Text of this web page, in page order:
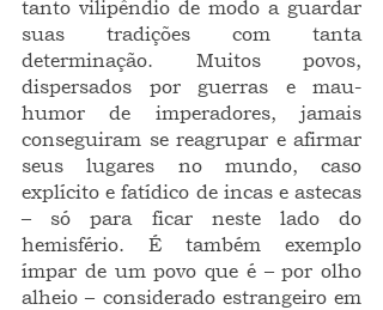
tanto vilipêndio de modo a guardar
suas tradições com tanta
determinação. Muitos povos,
dispersados por guerras e mau-
humor de imperadores, jamais
conseguiram se reagrupar e afirmar
seus lugares no mundo, caso
explícito e fatídico de incas e astecas
– só para ficar neste lado do
hemisfério. É também exemplo
ímpar de um povo que é – por olho
alheio – considerado estrangeiro em